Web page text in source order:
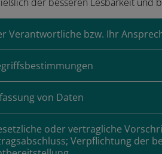
Verantwortliche bzw. Ihr
von Daten
oder vertragliche
Verpflichtung der